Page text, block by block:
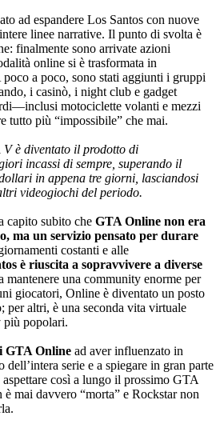
ad espandere Los Santos con nuove
linee narrative. Il punto di svolta è
finalmente sono arrivate azioni
online si è trasformata in
poco a poco, sono stati aggiunti i gruppi
i casinò, i night club e gadget
motociclette volanti e mezzi
tutto più “impossibile” che mai.
V è diventato il prodotto di
incassi di sempre, superando il
in appena tre giorni, lasciandosi
videogiochi del periodo.
capito subito che GTA Online non era
ma un servizio pensato per durare
costanti e alle
è riuscita a sopravvivere a diverse
mantenere una community enorme per
giocatori, Online è diventato un posto
altri, è una seconda vita virtuale
più popolari.
GTA Online ad aver influenzato in
serie e a spiegare in gran parte
così a lungo il prossimo GTA
mai davvero “morta” e Rockstar non